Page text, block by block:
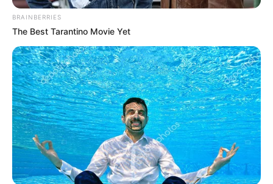
Μετά από πολύωρη έρευνα στην περιοχή, η
οποία διαθέτει απόκρημνα βράχια και πυκνή
ασφαλές σημείο.
Περισσότερα νέα από την Εύβοια
Βαρύ πένθος στην Εύβοια για αγαπημένο
καθηγητή
Την λένε «Κυκλάδες χωρίς πλοίο» και είναι 1
BRAINBERRIES
The Best Tarantino Movie Yet